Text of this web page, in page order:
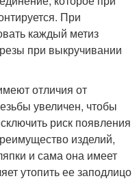
При
каждый метиз
при выкручивании
отличия от
увеличен, чтобы
риск появления
изделий,
и сама она имеет
утопить ее заподлицо